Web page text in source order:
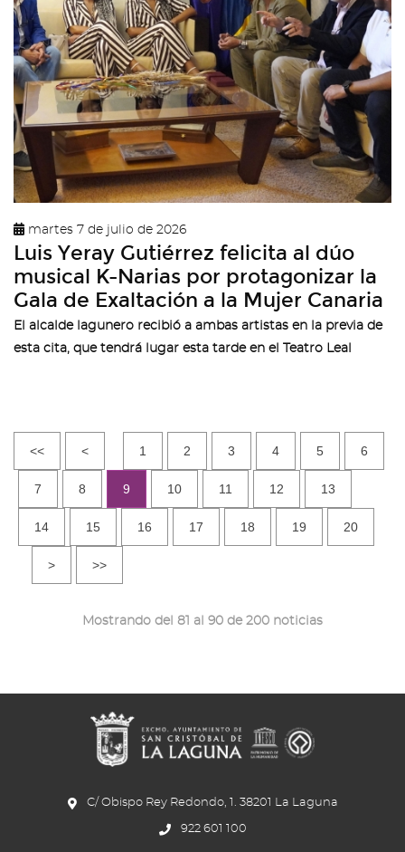
martes 7 de julio de 2026
Luis Yeray Gutiérrez felicita al dúo
musical K-Narias por protagonizar la
Gala de Exaltación a la Mujer Canaria
El alcalde lagunero recibió a ambas artistas en la previa de
esta cita, que tendrá lugar esta tarde en el Teatro Leal
<< < 1 2 3 4 5 6
7 8 9 10 11 12 13
14 15 16 17 18 19 20
> >>
Mostrando del 81 al 90 de 200 noticias
C/ Obispo Rey Redondo, 1. 38201 La Laguna
922 601 100